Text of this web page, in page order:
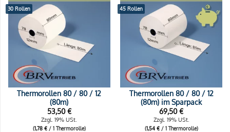
30 Rollen
Thermorollen 80 / 80 / 12
(80m)
53,50€
Zzgl. 19% USt.
(1,78 €/ 1 Thermorolle)
45 Rollen
Thermorollen 80 / 80 / 12
(80m) im Sparpack
69,50€
Zzgl. 19% USt.
(1,54 €/ 1 Thermorolle)